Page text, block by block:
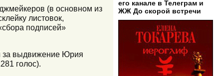
(в основном из
листовок,
подписей»
за выдвижение Юрия
голос).
его канале в Телеграм и
ЖЖ До скорой встречи